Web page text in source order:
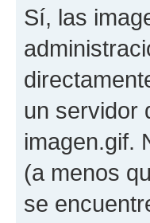
Sí, las
un servidor
imagen.gif.
(a menos
se